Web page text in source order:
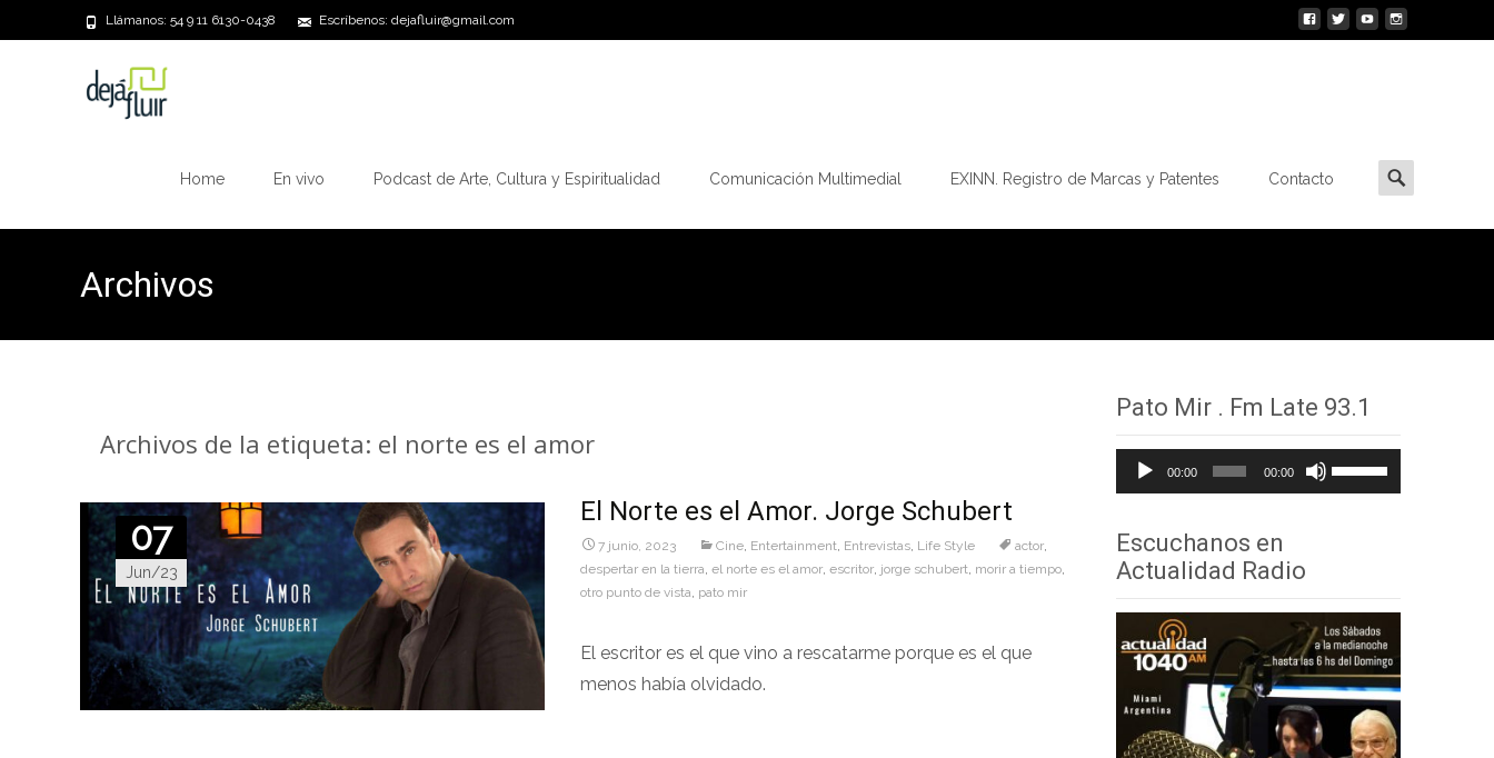
Llámanos: 54 9 11 6130-0438 Escríbenos: dejafluir@gmail.com
Home En vivo Podcast de Arte, Cultura y Espiritualidad Comunicación Multimedial EXINN. Registro de Marcas y Patentes Contacto
Buscar
por:
Archivos
Archivos de la etiqueta: el norte es el amor
07
Jun/23
El Norte es el Amor. Jorge Schubert
7 junio, 2023 Cine, Entertainment, Entrevistas, Life Style actor,
despertar en la tierra, el norte es el amor, escritor, jorge schubert, morir a tiempo,
otro punto de vista, pato mir
El escritor es el que vino a rescatarme porque es el que
menos había olvidado.
Pato Mir . Fm Late 93.1
Reproductor
de
00:00 00:00
Utiliza
las
arriba/abajo
para
aumentar
disminuir
Escuchanos en
Actualidad Radio